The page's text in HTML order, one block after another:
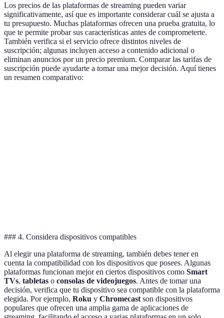
Los precios de las plataformas de streaming pueden variar
significativamente, así que es importante considerar cuál se ajusta a
tu presupuesto. Muchas plataformas ofrecen una prueba gratuita, lo
que te permite probar sus características antes de comprometerte.
También verifica si el servicio ofrece distintos niveles de
suscripción; algunas incluyen acceso a contenido adicional o
eliminan anuncios por un precio premium. Comparar las tarifas de
suscripción puede ayudarte a tomar una mejor decisión. Aquí tienes
un resumen comparativo:
### 4. Considera dispositivos compatibles
Al elegir una plataforma de streaming, también debes tener en
cuenta la compatibilidad con los dispositivos que posees. Algunas
plataformas funcionan mejor en ciertos dispositivos como Smart
TVs, tabletas o consolas de videojuegos. Antes de tomar una
decisión, verifica que tu dispositivo sea compatible con la plataforma
elegida. Por ejemplo, Roku y Chromecast son dispositivos
populares que ofrecen una amplia gama de aplicaciones de